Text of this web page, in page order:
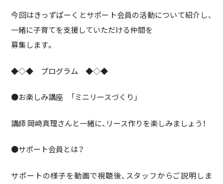
今回はきっずぱーくとサポート会員の活動について紹介し、
一緒に子育てを支援していただける仲間を
募集します。
◆◇◆ プログラム ◆◇◆
●お楽しみ講座 「ミニリースづくり」
講師 岡﨑真理さんと一緒に、リース作りを楽しみましょう！
●サポート会員とは？
サポートの様子を動画で視聴後、スタッフからご説明しま